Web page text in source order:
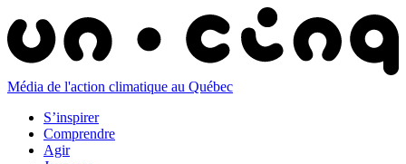
Média de l'action climatique au Québec
S’inspirer
Comprendre
Agir